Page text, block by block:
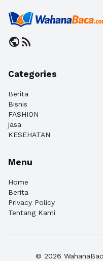
publicrss_feed
Categories
Berita
Bisnis
FASHION
jasa
KESEHATAN
Menu
Home
Berita
Privacy Policy
Tentang Kami
© 2026